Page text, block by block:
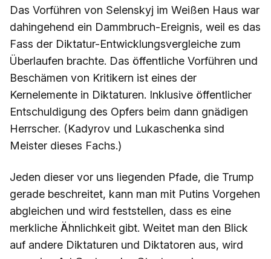
Das Vorführen von Selenskyj im Weißen Haus war
dahingehend ein Dammbruch-Ereignis, weil es das
Fass der Diktatur-Entwicklungsvergleiche zum
Überlaufen brachte. Das öffentliche Vorführen und
Beschämen von Kritikern ist eines der
Kernelemente in Diktaturen. Inklusive öffentlicher
Entschuldigung des Opfers beim dann gnädigen
Herrscher. (Kadyrov und Lukaschenka sind
Meister dieses Fachs.)
Jeden dieser vor uns liegenden Pfade, die Trump
gerade beschreitet, kann man mit Putins Vorgehen
abgleichen und wird feststellen, dass es eine
merkliche Ähnlichkeit gibt. Weitet man den Blick
auf andere Diktaturen und Diktatoren aus, wird